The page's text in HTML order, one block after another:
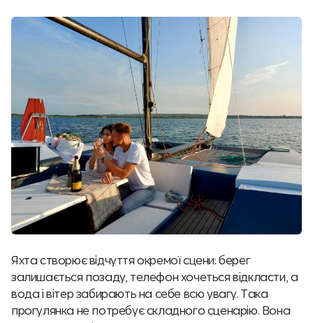
Яхта створює відчуття окремої сцени: берег
залишається позаду, телефон хочеться відкласти, а
вода і вітер забирають на себе всю увагу. Така
прогулянка не потребує складного сценарію. Вона